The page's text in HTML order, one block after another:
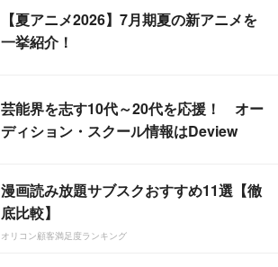
【夏アニメ2026】7月期夏の新アニメを
一挙紹介！
芸能界を志す10代～20代を応援！ オー
ディション・スクール情報はDeview
漫画読み放題サブスクおすすめ11選【徹
底比較】
オリコン顧客満足度ランキング